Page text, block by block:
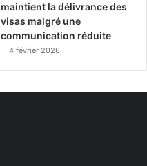
maintient la délivrance des
visas malgré une
communication réduite
4 février 2026